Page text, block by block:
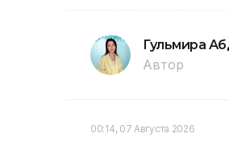
Гульмира
Автор
00:14, 07 Августа 2026